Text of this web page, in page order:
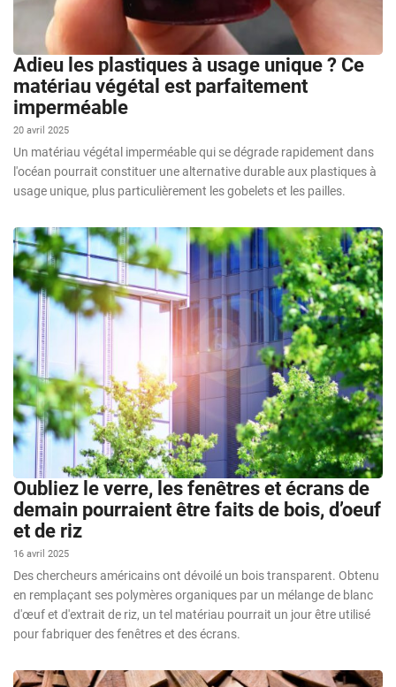
Adieu les plastiques à usage unique ? Ce
matériau végétal est parfaitement
imperméable
20 avril 2025
Un matériau végétal imperméable qui se dégrade rapidement dans
l'océan pourrait constituer une alternative durable aux plastiques à
usage unique, plus particulièrement les gobelets et les pailles.
Oubliez le verre, les fenêtres et écrans de
demain pourraient être faits de bois, d’oeuf
et de riz
16 avril 2025
Des chercheurs américains ont dévoilé un bois transparent. Obtenu
en remplaçant ses polymères organiques par un mélange de blanc
d'œuf et d'extrait de riz, un tel matériau pourrait un jour être utilisé
pour fabriquer des fenêtres et des écrans.